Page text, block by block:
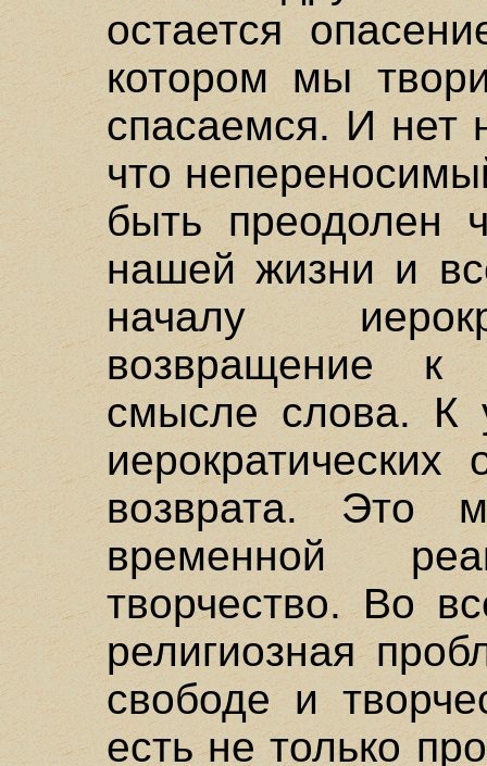
остается
котором мы
спасаемся. И нет
что
быть преодолен
нашей жизни и
началу
возвращение к
смысле слова. К
возврата. Это
временной
творчество. Во
религиозная
свободе и
есть не только